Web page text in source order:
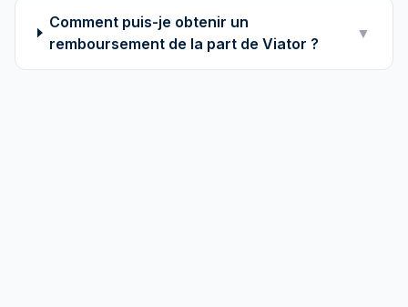
Comment puis-je obtenir un
remboursement de la part de Viator ?
▼